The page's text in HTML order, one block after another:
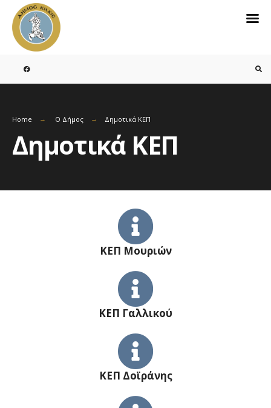
Home O Δήμος Δημοτικά ΚΕΠ
Δημοτικά ΚΕΠ
ΚΕΠ Μουριών
ΚΕΠ Γαλλικού
ΚΕΠ Δοϊράνης